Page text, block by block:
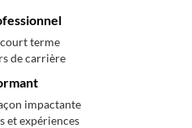
terme
de carrière
impactante
et expériences